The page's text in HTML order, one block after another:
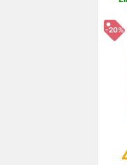
-20%